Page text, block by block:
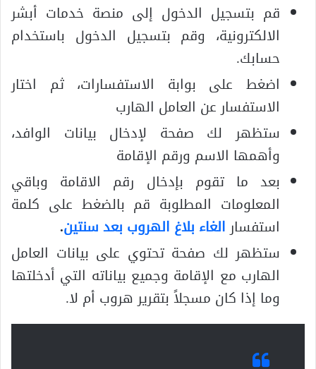
قم بتسجيل الدخول إلى منصة خدمات أبشر
الالكترونية، وقم بتسجيل الدخول باستخدام
حسابك.
اضغط على بوابة الاستفسارات، ثم اختار
الاستفسار عن العامل الهارب
ستظهر لك صفحة لإدخال بيانات الوافد،
وأهمها الاسم ورقم الإقامة
بعد ما تقوم بإدخال رقم الاقامة وباقي
المعلومات المطلوبة قم بالضغط على كلمة
استفسارالغاء بلاغ الهروب بعد سنتين.
ستظهر لك صفحة تحتوي على بيانات العامل
الهارب مع الإقامة وجميع بياناته التي أدخلتها
وما إذا كان مسجلاً بتقرير هروب أم لا.